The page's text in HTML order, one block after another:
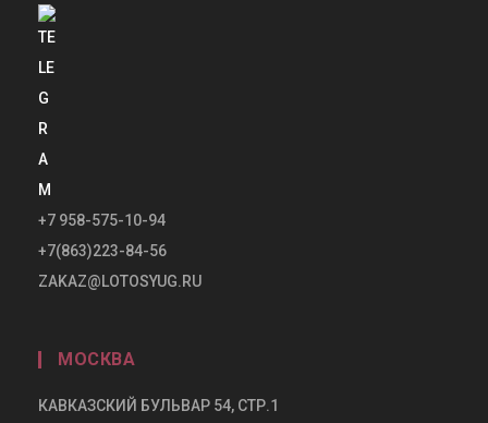
+7 958-575-10-94
+7(863)223-84-56
ZAKAZ@LOTOSYUG.RU
МОСКВА
КАВКАЗСКИЙ БУЛЬВАР 54, СТР.1